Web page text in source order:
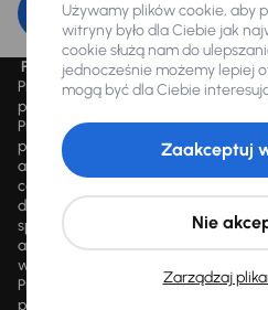
Edytuj filtr
Promocja „Letnie przeceny aż 1500
Promocja „Letnie przeceny aż 1500
placówkach Autocentrum AAA
Promocja polega na możliwości
przecenionych, wskazanych w
aaaauto.pl/promocja, ze zniżką
cenie. Zniżka jest obliczana jako
danego pojazdu z 30 dni przed
sprzedaży. Liczba samochodów
aktualizowana na bieżąco; średnia
wynosi około 1500, a nowe auta są
Promocji nie można łączyć z innymi
promocjami ani rabatami, ani
Używamy plików cookie, aby
witryny było dla Ciebie jak
cookie służą nam do
jednocześnie możemy lepiej
mogą być dla Ciebie
Zarządzaj
Nie
Zaakceptuj